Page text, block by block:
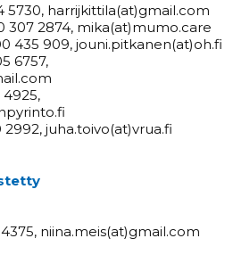
5730, harrijkittila(at)gmail.com
307 2874, mika(at)mumo.care
435 909, jouni.pitkanen(at)oh.fi
6757,
4925,
juha.toivo(at)vrua.fi
niina.meis(at)gmail.com